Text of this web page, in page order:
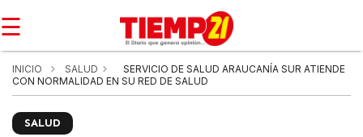
☰
INICIO SALUD
SERVICIO DE SALUD ARAUCANÍA SUR ATIENDE
CON NORMALIDAD EN SU RED DE SALUD
SALUD